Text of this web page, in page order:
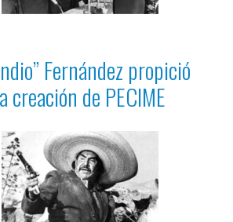
Fernández propició
creación de PECIME